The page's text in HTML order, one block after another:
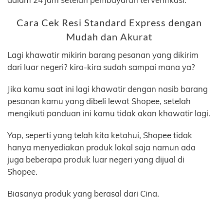
Cara Cek Resi Standard Express dengan
Mudah dan Akurat
Lagi khawatir mikirin barang pesanan yang dikirim
dari luar negeri? kira-kira sudah sampai mana ya?
Jika kamu saat ini lagi khawatir dengan nasib barang
pesanan kamu yang dibeli lewat Shopee, setelah
mengikuti panduan ini kamu tidak akan khawatir lagi.
Yap, seperti yang telah kita ketahui, Shopee tidak
hanya menyediakan produk lokal saja namun ada
juga beberapa produk luar negeri yang dijual di
Shopee.
Biasanya produk yang berasal dari Cina.